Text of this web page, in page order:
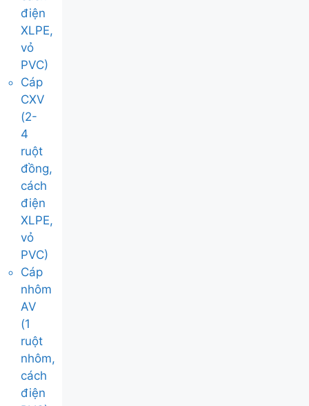
điện
XLPE,
vỏ
PVC)
Cáp
CXV
(2-
4
ruột
đồng,
cách
điện
XLPE,
vỏ
PVC)
Cáp
nhôm
AV
(1
ruột
nhôm,
cách
điện